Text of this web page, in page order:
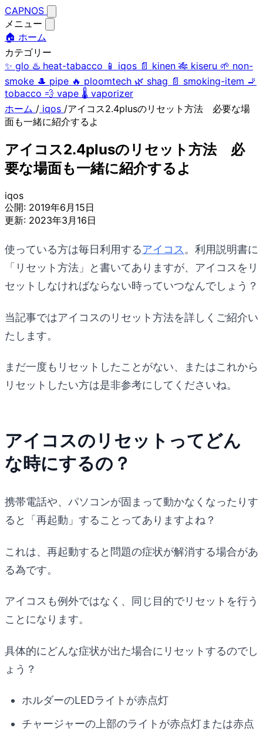
CAPNOS
メニュー
🏠 ホーム
カテゴリー
✨ glo ♨️ heat-tabacco 📱 iqos 📄 kinen 🎋 kiseru 🌱 non-
smoke 🎩 pipe 🔥 ploomtech 🌿 shag 📄 smoking-item 🚬
tobacco 💨 vape 🌡️ vaporizer
ホーム / iqos /アイコス2.4plusのリセット方法 必要な場
面も一緒に紹介するよ
アイコス2.4plusのリセット方法 必
要な場面も一緒に紹介するよ
iqos
公開: 2019年6月15日
更新: 2023年3月16日
使っている方は毎日利用するアイコス。利用説明書に
「リセット方法」と書いてありますが、アイコスをリ
セットしなければならない時っていつなんでしょう？
当記事ではアイコスのリセット方法を詳しくご紹介い
たします。
まだ一度もリセットしたことがない、またはこれから
リセットしたい方は是非参考にしてくださいね。
アイコスのリセットってどん
な時にするの？
携帯電話や、パソコンが固まって動かなくなったりす
ると「再起動」することってありますよね？
これは、再起動すると問題の症状が解消する場合があ
る為です。
アイコスも例外ではなく、同じ目的でリセットを行う
ことになります。
具体的にどんな症状が出た場合にリセットするのでし
ょう？
ホルダーのLEDライトが赤点灯
チャージャーの上部のライトが赤点灯または赤点